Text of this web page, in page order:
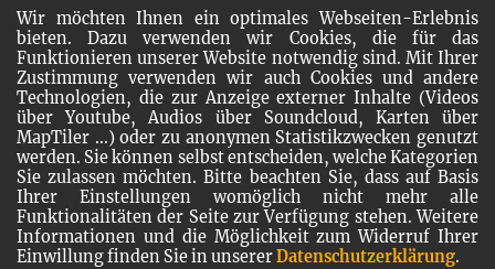
Wir möchten Ihnen ein optimales Webseiten-Erlebnis
bieten. Dazu verwenden wir Cookies, die für das
Funktionieren unserer Website notwendig sind. Mit Ihrer
Zustimmung verwenden wir auch Cookies und andere
Technologien, die zur Anzeige externer Inhalte (Videos
über Youtube, Audios über Soundcloud, Karten über
MapTiler ...) oder zu anonymen Statistikzwecken genutzt
werden. Sie können selbst entscheiden, welche Kategorien
Sie zulassen möchten. Bitte beachten Sie, dass auf Basis
Ihrer Einstellungen womöglich nicht mehr alle
Funktionalitäten der Seite zur Verfügung stehen. Weitere
Informationen und die Möglichkeit zum Widerruf Ihrer
Einwillung finden Sie in unsererDatenschutzerklärung.